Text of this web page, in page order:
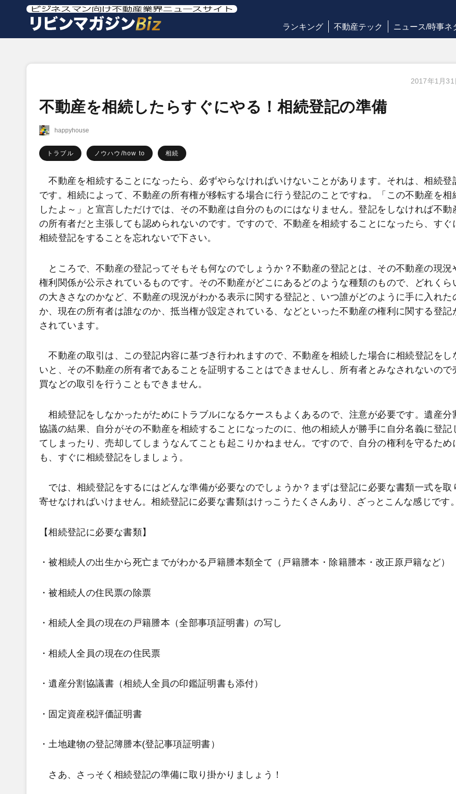
ランキング 不動産テック ニュース/時事ネ
2017年1月31
不動産を相続したらすぐにやる！相続登記の準備
happyhouse
トラブル ノウハウ/how to 相続
不動産を相続することになったら、必ずやらなければいけないことがあります。それは、相続登
です。相続によって、不動産の所有権が移転する場合に行う登記のことですね。「この不動産を相
したよ～」と宣言しただけでは、その不動産は自分のものにはなりません。登記をしなければ不動
の所有者だと主張しても認められないのです。ですので、不動産を相続することになったら、すぐ
相続登記をすることを忘れないで下さい。
ところで、不動産の登記ってそもそも何なのでしょうか？不動産の登記とは、その不動産の現況
権利関係が公示されているものです。その不動産がどこにあるどのような種類のもので、どれくら
の大きさなのかなど、不動産の現況がわかる表示に関する登記と、いつ誰がどのように手に入れた
か、現在の所有者は誰なのか、抵当権が設定されている、などといった不動産の権利に関する登記
されています。
不動産の取引は、この登記内容に基づき行われますので、不動産を相続した場合に相続登記をし
いと、その不動産の所有者であることを証明することはできませんし、所有者とみなされないので
買などの取引を行うこともできません。
相続登記をしなかったがためにトラブルになるケースもよくあるので、注意が必要です。遺産分
協議の結果、自分がその不動産を相続することになったのに、他の相続人が勝手に自分名義に登記
てしまったり、売却してしまうなんてことも起こりかねません。ですので、自分の権利を守るため
も、すぐに相続登記をしましょう。
では、相続登記をするにはどんな準備が必要なのでしょうか？まずは登記に必要な書類一式を取
寄せなければいけません。相続登記に必要な書類はけっこうたくさんあり、ざっとこんな感じです
【相続登記に必要な書類】
・被相続人の出生から死亡までがわかる戸籍謄本類全て（戸籍謄本・除籍謄本・改正原戸籍など）
・被相続人の住民票の除票
・相続人全員の現在の戸籍謄本（全部事項証明書）の写し
・相続人全員の現在の住民票
・遺産分割協議書（相続人全員の印鑑証明書も添付）
・固定資産税評価証明書
・土地建物の登記簿謄本(登記事項証明書）
さあ、さっそく相続登記の準備に取り掛かりましょう！